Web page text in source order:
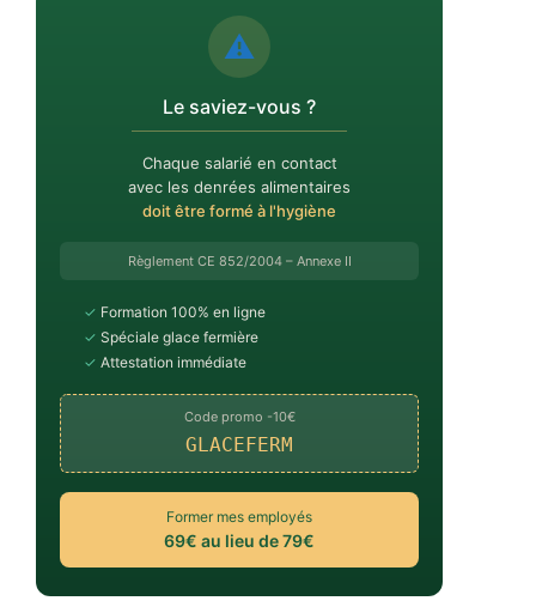
⚠️
Le saviez-vous ?
Chaque salarié en contact
avec les denrées alimentaires
doit être formé à l'hygiène
Règlement CE 852/2004 – Annexe II
✓ Formation 100% en ligne
✓ Spéciale glace fermière
✓ Attestation immédiate
Code promo -10€
GLACEFERM
Former mes employés
69€ au lieu de 79€